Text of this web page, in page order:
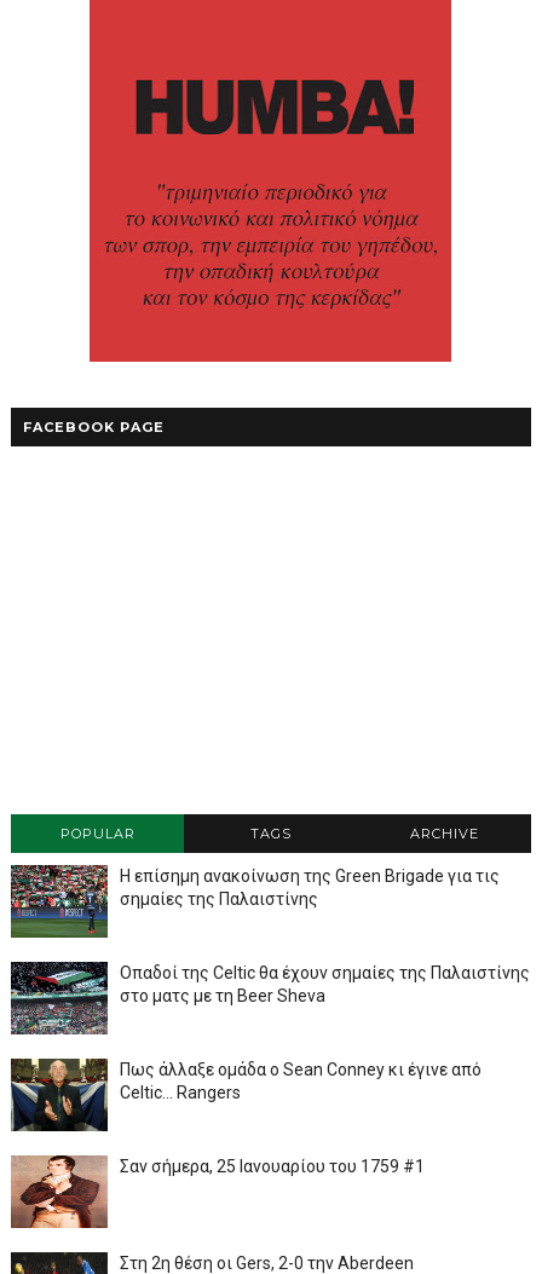
FACEBOOK PAGE
POPULAR TAGS ARCHIVE
Η επίσημη ανακοίνωση της Green Brigade για τις
σημαίες της Παλαιστίνης
Οπαδοί της Celtic θα έχουν σημαίες της Παλαιστίνης
στο ματς με τη Beer Sheva
Πως άλλαξε ομάδα ο Sean Conney κι έγινε από
Celtic... Rangers
Σαν σήμερα, 25 Ιανουαρίου του 1759 #1
Στη 2η θέση οι Gers, 2-0 την Aberdeen